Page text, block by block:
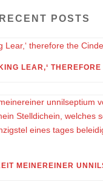
RECENT POSTS